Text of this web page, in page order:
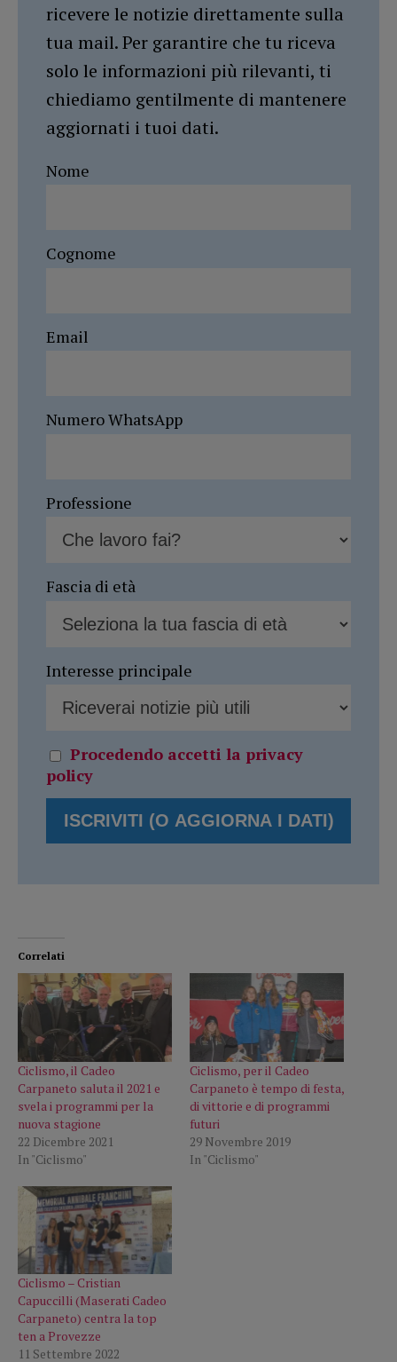
ricevere le notizie direttamente sulla
tua mail. Per garantire che tu riceva
solo le informazioni più rilevanti, ti
chiediamo gentilmente di mantenere
aggiornati i tuoi dati.
Nome
Cognome
Email
Numero WhatsApp
Professione
Fascia di età
Interesse principale
Procedendo accetti la privacy
policy
Correlati
Ciclismo, il Cadeo
Carpaneto saluta il 2021 e
svela i programmi per la
nuova stagione
22 Dicembre 2021
In "Ciclismo"
Ciclismo, per il Cadeo
Carpaneto è tempo di festa,
di vittorie e di programmi
futuri
29 Novembre 2019
In "Ciclismo"
Ciclismo – Cristian
Capuccilli (Maserati Cadeo
Carpaneto) centra la top
ten a Provezze
11 Settembre 2022